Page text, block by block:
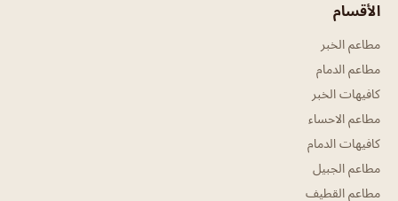
الأقسام
مطاعم الخبر
مطاعم الدمام
كافيهات الخبر
مطاعم الاحساء
كافيهات الدمام
مطاعم الجبيل
مطاعم القطيف